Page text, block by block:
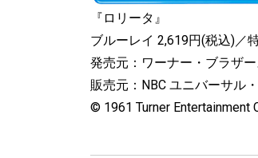
『ロリータ』
ブルーレイ 2,619円(税込)／
発売元：ワーナー・ブラザ
販売元：NBC ユニバーサル
© 1961 Turner Entertainment